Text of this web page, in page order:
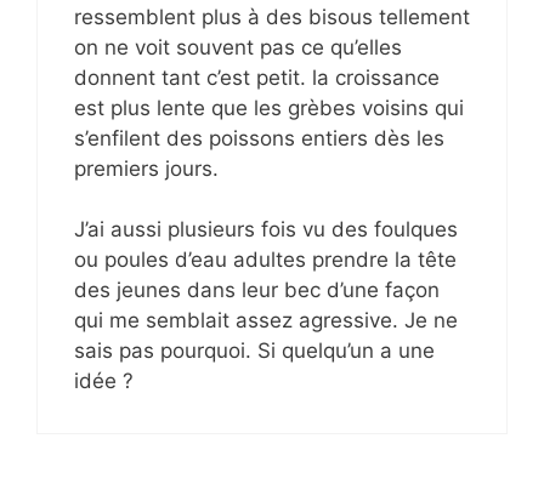
ressemblent plus à des bisous tellement
on ne voit souvent pas ce qu’elles
donnent tant c’est petit. la croissance
est plus lente que les grèbes voisins qui
s’enfilent des poissons entiers dès les
premiers jours.
J’ai aussi plusieurs fois vu des foulques
ou poules d’eau adultes prendre la tête
des jeunes dans leur bec d’une façon
qui me semblait assez agressive. Je ne
sais pas pourquoi. Si quelqu’un a une
idée ?